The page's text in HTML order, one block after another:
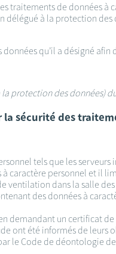
traitements de données
à la protection
qu’il a désigné
protection des données)
sécurité des
tels que les serveurs
personnel et il
ventilation dans la salle
des données à
demandant un certificat
ont été informés de
le Code de déontologie